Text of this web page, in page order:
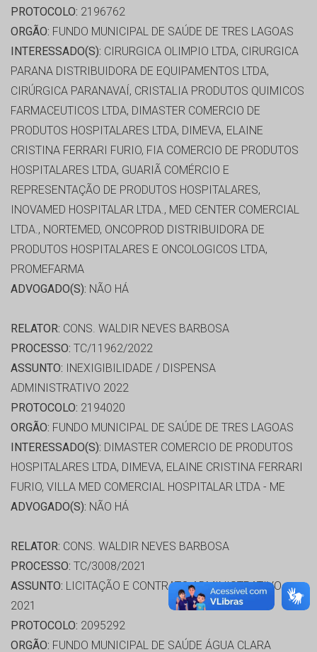
PROTOCOLO: 2196762
ORGÃO: FUNDO MUNICIPAL DE SAÚDE DE TRES LAGOAS
INTERESSADO(S): CIRURGICA OLIMPIO LTDA, CIRURGICA
PARANA DISTRIBUIDORA DE EQUIPAMENTOS LTDA,
CIRÚRGICA PARANAVAÍ, CRISTALIA PRODUTOS QUIMICOS
FARMACEUTICOS LTDA, DIMASTER COMERCIO DE
PRODUTOS HOSPITALARES LTDA, DIMEVA, ELAINE
CRISTINA FERRARI FURIO, FIA COMERCIO DE PRODUTOS
HOSPITALARES LTDA, GUARIÃ COMÉRCIO E
REPRESENTAÇÃO DE PRODUTOS HOSPITALARES,
INOVAMED HOSPITALAR LTDA., MED CENTER COMERCIAL
LTDA., NORTEMED, ONCOPROD DISTRIBUIDORA DE
PRODUTOS HOSPITALARES E ONCOLOGICOS LTDA,
PROMEFARMA
ADVOGADO(S): NÃO HÁ
RELATOR: CONS. WALDIR NEVES BARBOSA
PROCESSO: TC/11962/2022
ASSUNTO: INEXIGIBILIDADE / DISPENSA
ADMINISTRATIVO 2022
PROTOCOLO: 2194020
ORGÃO: FUNDO MUNICIPAL DE SAÚDE DE TRES LAGOAS
INTERESSADO(S): DIMASTER COMERCIO DE PRODUTOS
HOSPITALARES LTDA, DIMEVA, ELAINE CRISTINA FERRARI
FURIO, VILLA MED COMERCIAL HOSPITALAR LTDA - ME
ADVOGADO(S): NÃO HÁ
RELATOR: CONS. WALDIR NEVES BARBOSA
PROCESSO: TC/3008/2021
ASSUNTO: LICITAÇÃO E CONTRATO ADMINISTRATIVO
2021
PROTOCOLO: 2095292
ORGÃO: FUNDO MUNICIPAL DE SAÚDE ÁGUA CLARA